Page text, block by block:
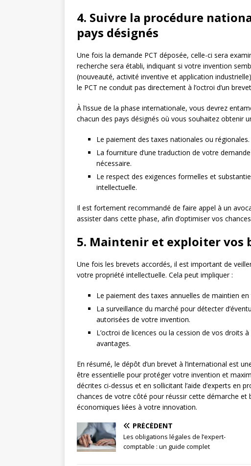
4. Suivre la procédure
pays désignés
Une fois la demande PCT déposée, celle-ci sera
recherche sera établi, indiquant si votre invention
(nouveauté, activité inventive et application
le PCT ne conduit pas directement à l’octroi d’un
À l’issue de la phase internationale, vous devrez
chacun des pays désignés où vous souhaitez obtenir
Le paiement des taxes nationales ou régionales.
La fourniture d’une traduction de votre
nécessaire.
Le respect des exigences formelles et
intellectuelle.
Il est fortement recommandé de faire appel à un
assister dans cette phase, afin d’optimiser vos
5. Maintenir et exploiter
Une fois les brevets accordés, il est important de
votre propriété intellectuelle. Cela peut impliquer :
Le paiement des taxes annuelles de maintien
La surveillance du marché pour détecter
autorisées de votre invention.
L’octroi de licences ou la cession de vos droits
avantages.
En résumé, le dépôt d’un brevet à l’international est
être essentielle pour protéger votre invention et
décrites ci-dessus et en sollicitant l’aide d’experts en
chances de votre côté pour réussir cette démarche et
économiques liées à votre innovation.
PRÉCÉDENT
Les obligations légales de l’expert-
comptable : un guide complet